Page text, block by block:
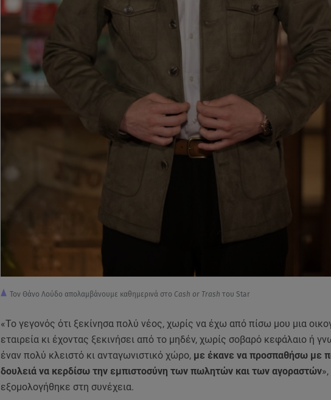
Τον Θάνο Λούδο απολαμβάνουμε καθημερινά στο Cash or Trash του Star
«Το γεγονός ότι ξεκίνησα πολύ νέος, χωρίς να έχω από πίσω μου μια
εταιρεία κι έχοντας ξεκινήσει από το μηδέν, χωρίς σοβαρό κεφάλαιο ή
έναν πολύ κλειστό κι ανταγωνιστικό χώρο, με έκανε να προσπαθήσω με
δουλειά να κερδίσω την εμπιστοσύνη των πωλητών και των αγοραστών»,
εξομολογήθηκε στη συνέχεια.